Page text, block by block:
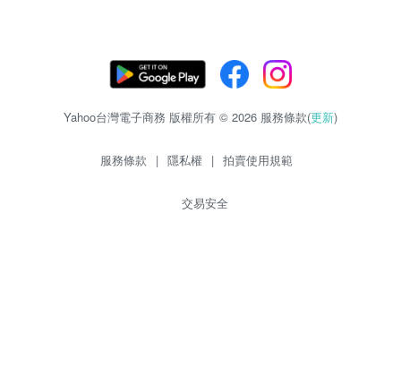
Yahoo台灣電子商務 版權所有 © 2026 服務條款(更新)
服務條款 | 隱私權 | 拍賣使用規範
交易安全